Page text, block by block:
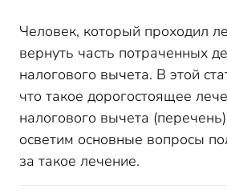
Человек, который проходил
вернуть часть потраченных
налогового вычета. В этой
что такое дорогостоящее
налогового вычета
осветим основные вопросы
за такое лечение.